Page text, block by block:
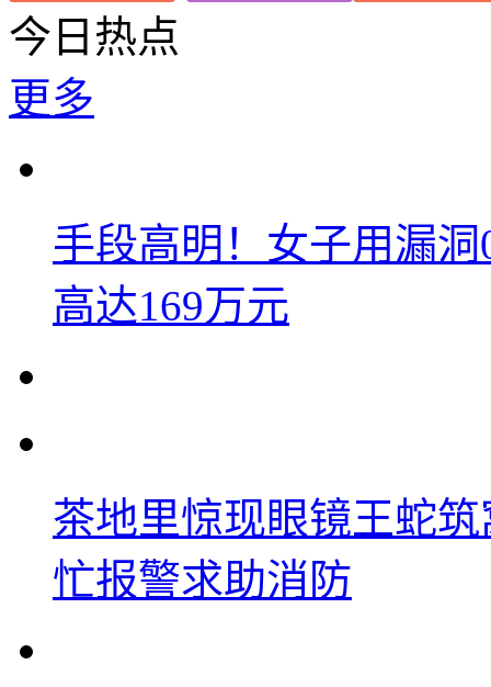
今日热点
更多
手段高明！女子用漏
高达169万元
茶地里惊现眼镜王蛇
忙报警求助消防